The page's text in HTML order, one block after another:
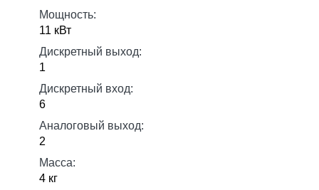
Мощность:
11 кВт
Дискретный выход:
1
Дискретный вход:
6
Аналоговый выход:
2
Масса:
4 кг